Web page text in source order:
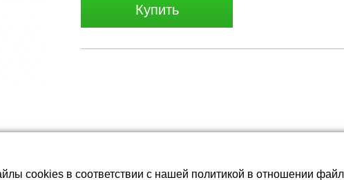
Купить
cookies в соответствии с нашей политикой в отношении